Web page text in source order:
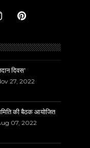
दिवस'
27, 2022
की बैठक आयोजित
07, 2022